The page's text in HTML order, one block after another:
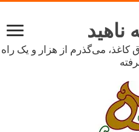
ناهید
کاغذ، می‌گذرم از هزار و یک راه